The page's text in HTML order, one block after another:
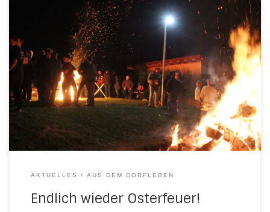
In der Corona-Zeit lief ja vieles nur auf Sparflamme.
Osterfeuer loderten gleich gar nicht mehr. Das hat sich nun
geändert, in diesem Jahr soll´s draußen vor dem Dorf
wieder brennen. Die Dorfjugend vom Second Home lädt
wieder ein: Wann gab es eigentlich das erste Osterfeuer in
Herleshausen? In den 1980er […]
AKTUELLES AUS DEM DORFLEBEN
Endlich wieder Osterfeuer!